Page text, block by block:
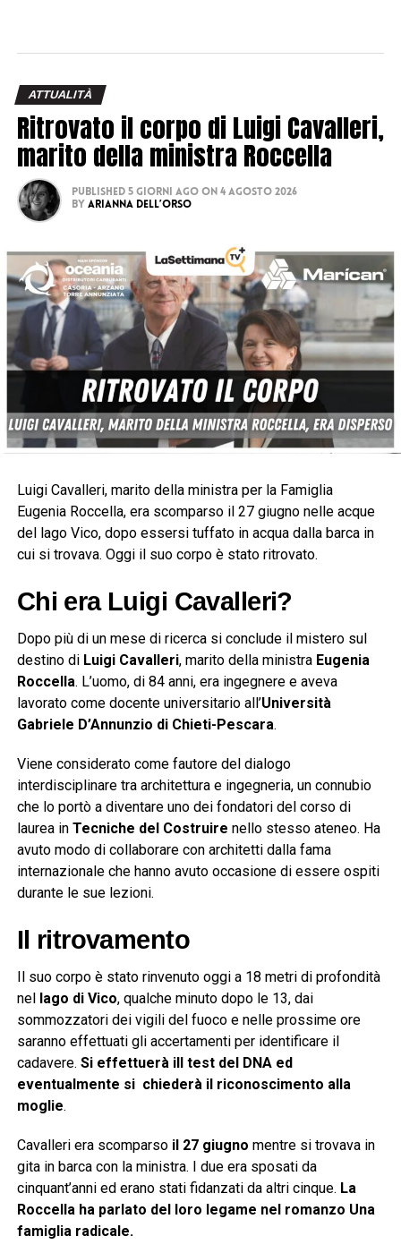
ATTUALITÀ
Ritrovato il corpo di Luigi Cavalleri,
marito della ministra Roccella
Published 5 giorni ago on 4 Agosto 2026
By Arianna Dell’Orso
Luigi Cavalleri, marito della ministra per la Famiglia
Eugenia Roccella, era scomparso il 27 giugno nelle acque
del lago Vico, dopo essersi tuffato in acqua dalla barca in
cui si trovava. Oggi il suo corpo è stato ritrovato.
Chi era Luigi Cavalleri?
Dopo più di un mese di ricerca si conclude il mistero sul
destino di Luigi Cavalleri, marito della ministra Eugenia
Roccella. L’uomo, di 84 anni, era ingegnere e aveva
lavorato come docente universitario all’Università
Gabriele D’Annunzio di Chieti-Pescara.
Viene considerato come fautore del dialogo
interdisciplinare tra architettura e ingegneria, un connubio
che lo portò a diventare uno dei fondatori del corso di
laurea in Tecniche del Costruire nello stesso ateneo. Ha
avuto modo di collaborare con architetti dalla fama
internazionale che hanno avuto occasione di essere ospiti
durante le sue lezioni.
Il ritrovamento
Il suo corpo è stato rinvenuto oggi a 18 metri di profondità
nel lago di Vico, qualche minuto dopo le 13, dai
sommozzatori dei vigili del fuoco e nelle prossime ore
saranno effettuati gli accertamenti per identificare il
cadavere. Si effettuerà ill test del DNA ed
eventualmente si chiederà il riconoscimento alla
moglie.
Cavalleri era scomparso il 27 giugno mentre si trovava in
gita in barca con la ministra. I due era sposati da
cinquant’anni ed erano stati fidanzati da altri cinque. La
Roccella ha parlato del loro legame nel romanzo Una
famiglia radicale.